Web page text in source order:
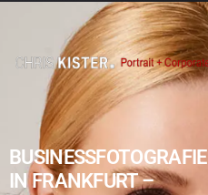
BUSINESSFOTOGRAFIE
IN FRANKFURT –